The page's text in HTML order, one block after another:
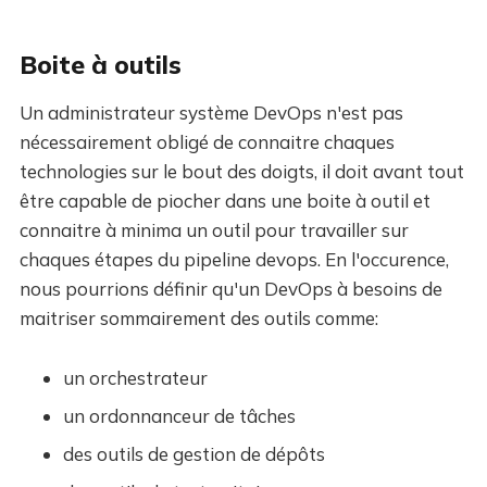
Boite à outils
Un administrateur système DevOps n'est pas
nécessairement obligé de connaitre chaques
technologies sur le bout des doigts, il doit avant tout
être capable de piocher dans une boite à outil et
connaitre à minima un outil pour travailler sur
chaques étapes du pipeline devops. En l'occurence,
nous pourrions définir qu'un DevOps à besoins de
maitriser sommairement des outils comme:
un orchestrateur
un ordonnanceur de tâches
des outils de gestion de dépôts